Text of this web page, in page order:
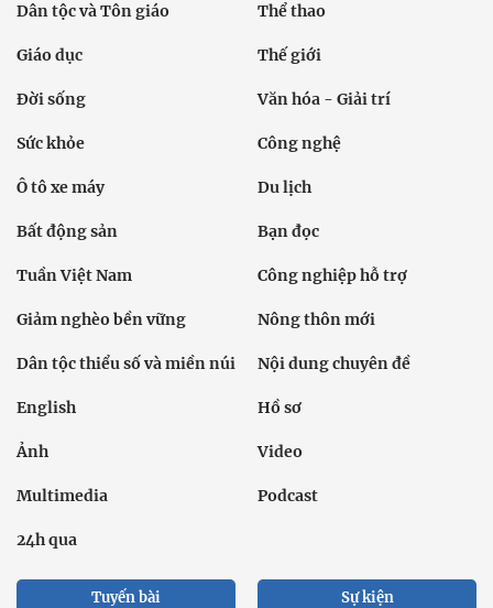
Dân tộc và Tôn giáo Thể thao
Giáo dục Thế giới
Đời sống Văn hóa - Giải trí
Sức khỏe Công nghệ
Ô tô xe máy Du lịch
Bất động sản Bạn đọc
Tuần Việt Nam Công nghiệp hỗ trợ
Giảm nghèo bền vững Nông thôn mới
Dân tộc thiểu số và miền núi Nội dung chuyên đề
English Hồ sơ
Ảnh Video
Multimedia Podcast
24h qua
Tuyến bài Sự kiện